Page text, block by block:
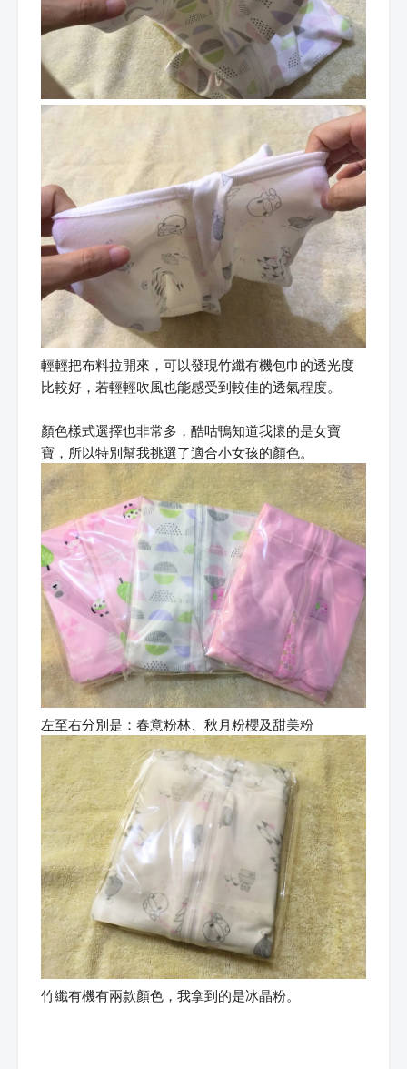
輕輕把布料拉開來，可以發現竹纖有機包巾的透光度
比較好，若輕輕吹風也能感受到較佳的透氣程度。
顏色樣式選擇也非常多，酷咕鴨知道我懷的是女寶
寶，所以特別幫我挑選了適合小女孩的顏色。
左至右分別是：春意粉林、秋月粉櫻及甜美粉
竹纖有機有兩款顏色，我拿到的是冰晶粉。